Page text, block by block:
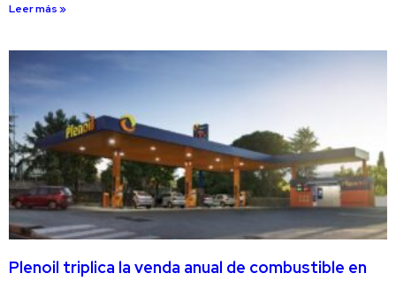
Leer más »
Plenoil triplica la venda anual de combustible en